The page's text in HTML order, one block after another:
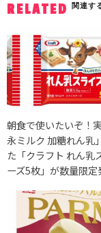
RELATED 関連す
朝食で使いたいぞ！
永ミルク 加糖れん乳
た「クラフト れん乳
ーズ5枚」が数量限定